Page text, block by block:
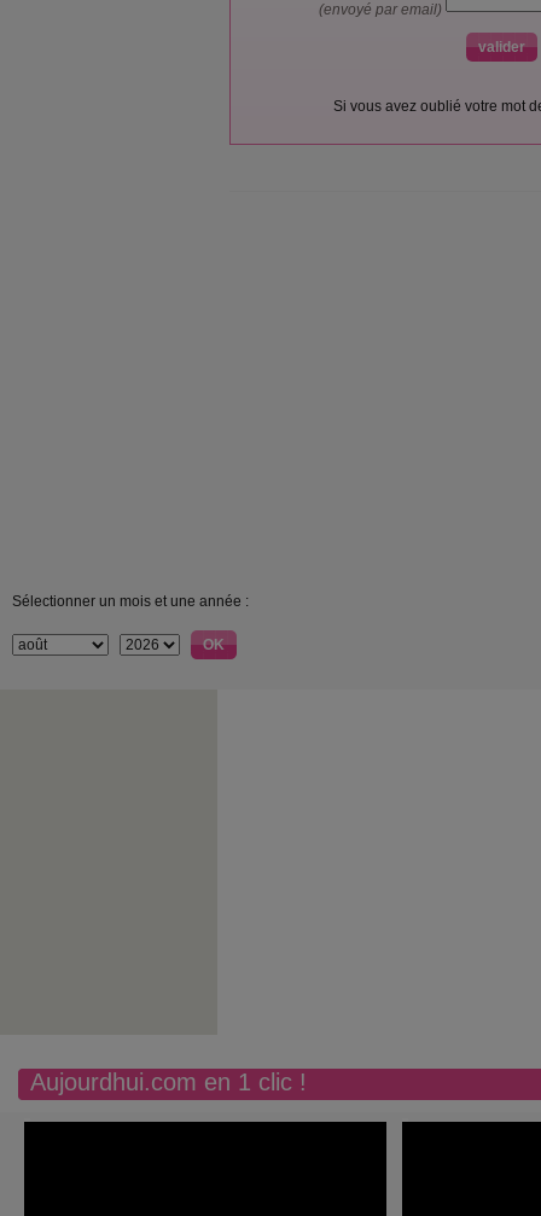
(envoyé par email)
Si vous avez oublié votre mot
Sélectionner un mois et une année :
Aujourdhui.com en 1 clic !